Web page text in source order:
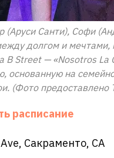
(Аруси Санти), Софи
долгом и
B Street — «Nosotros
основанную на
(Фото предоставлено
расписание
Сакраменто, CA